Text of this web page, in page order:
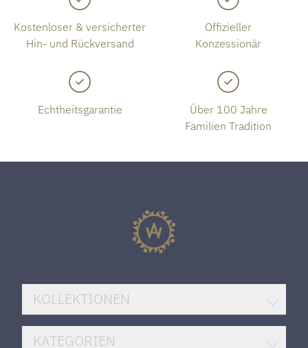
Kostenloser & versicherter
Hin- und Rückversand
Offizieller
Konzessionär
Echtheitsgarantie
Über 100 Jahre
Familien Tradition
KOLLEKTIONEN
BREITLING SUPEROCEAN
KATEGORIEN